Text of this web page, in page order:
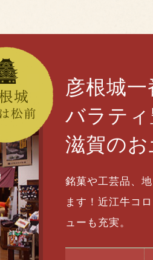
彦根城一
バラテ
滋賀の
銘菓や工芸品、
ます！近江牛コ
ューも充実。